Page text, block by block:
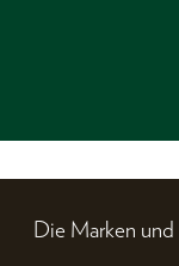
Die Marken